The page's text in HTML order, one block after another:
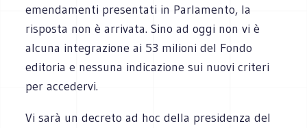
emendamenti presentati in Parlamento, la
risposta non è arrivata. Sino ad oggi non vi è
alcuna integrazione ai 53 milioni del Fondo
editoria e nessuna indicazione sui nuovi criteri
per accedervi.
Vi sarà un decreto ad hoc della presidenza del